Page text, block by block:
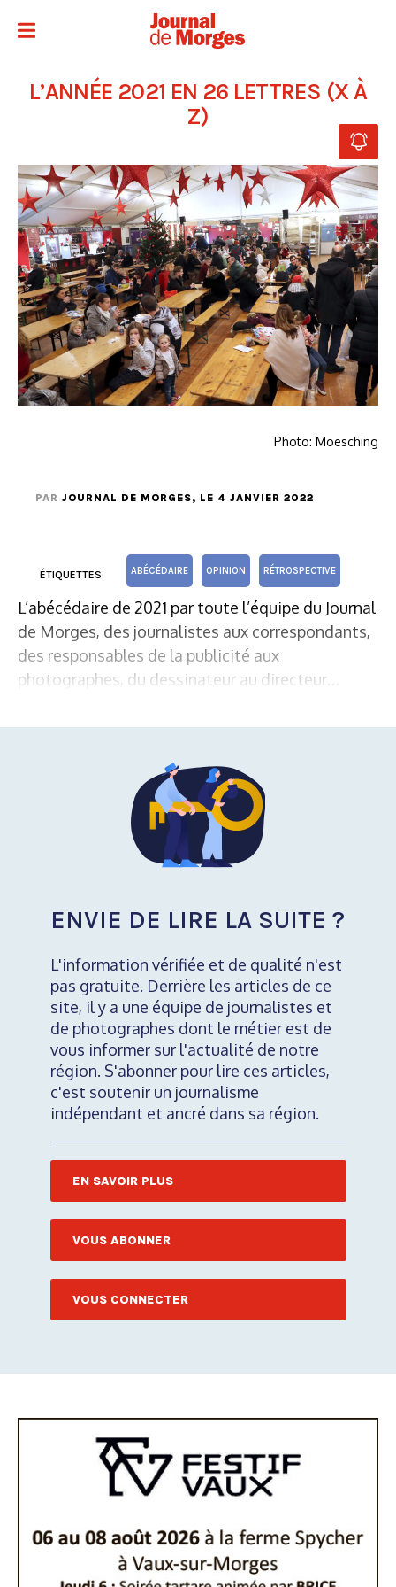
L’ANNÉE 2021 EN 26 LETTRES (X À
Z)
Photo: Moesching
PAR JOURNAL DE MORGES, LE 4 JANVIER 2022
ÉTIQUETTES: ABÉCÉDAIRE OPINION RÉTROSPECTIVE
L’abécédaire de 2021 par toute l’équipe du Journal
de Morges, des journalistes aux correspondants,
des responsables de la publicité aux
photographes, du dessinateur au directeur…
ENVIE DE LIRE LA SUITE ?
L'information vérifiée et de qualité n'est
pas gratuite. Derrière les articles de ce
site, il y a une équipe de journalistes et
de photographes dont le métier est de
vous informer sur l'actualité de notre
région. S'abonner pour lire ces articles,
c'est soutenir un journalisme
indépendant et ancré dans sa région.
EN SAVOIR PLUS
VOUS ABONNER
VOUS CONNECTER